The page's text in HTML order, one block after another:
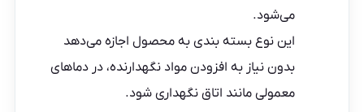
می‌شود.
این نوع بسته بندی به محصول اجازه می‌دهد
بدون نیاز به افزودن مواد نگهدارنده، در دماهای
معمولی مانند اتاق نگهداری شود.